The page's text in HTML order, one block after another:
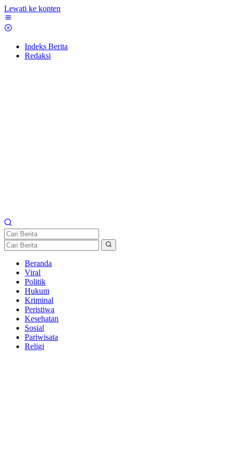
Lewati ke konten
Indeks Berita
Redaksi
Beranda
Viral
Politik
Hukum
Kriminal
Peristiwa
Kesehatan
Sosial
Pariwisata
Religi